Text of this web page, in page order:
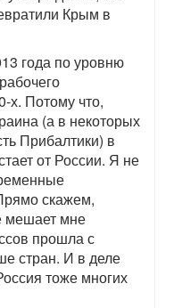
Крым в
года по уровню
х. Потому что,
(а в некоторых
Прибалтики) в
от России. Я не
скажем,
мешает мне
прошла с
стран. И в деле
тоже многих